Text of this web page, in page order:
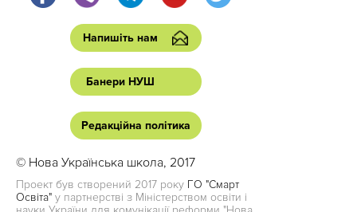
Напишіть нам
Банери НУШ
Редакційна політика
© Нова Українська школа, 2017
Проект був створений 2017 року ГО "Смарт
Освіта" у партнерстві з Міністерством освіти і